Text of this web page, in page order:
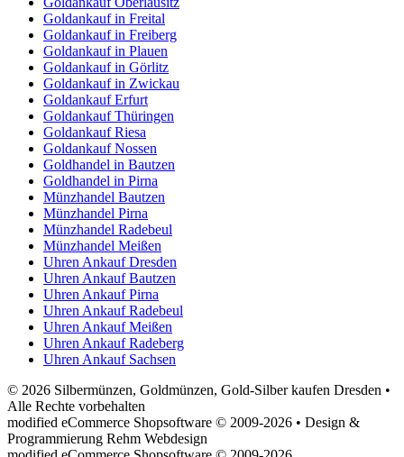
Goldankauf in Freital
Goldankauf in Freiberg
Goldankauf in Plauen
Goldankauf in Görlitz
Goldankauf in Zwickau
Goldankauf Erfurt
Goldankauf Thüringen
Goldankauf Riesa
Goldankauf Nossen
Goldhandel in Bautzen
Goldhandel in Pirna
Münzhandel Bautzen
Münzhandel Pirna
Münzhandel Radebeul
Münzhandel Meißen
Uhren Ankauf Dresden
Uhren Ankauf Bautzen
Uhren Ankauf Pirna
Uhren Ankauf Radebeul
Uhren Ankauf Meißen
Uhren Ankauf Radeberg
Uhren Ankauf Sachsen
© 2026 Silbermünzen, Goldmünzen, Gold-Silber kaufen Dresden •
Alle Rechte vorbehalten
modified eCommerce Shopsoftware © 2009-2026 • Design &
Programmierung Rehm Webdesign